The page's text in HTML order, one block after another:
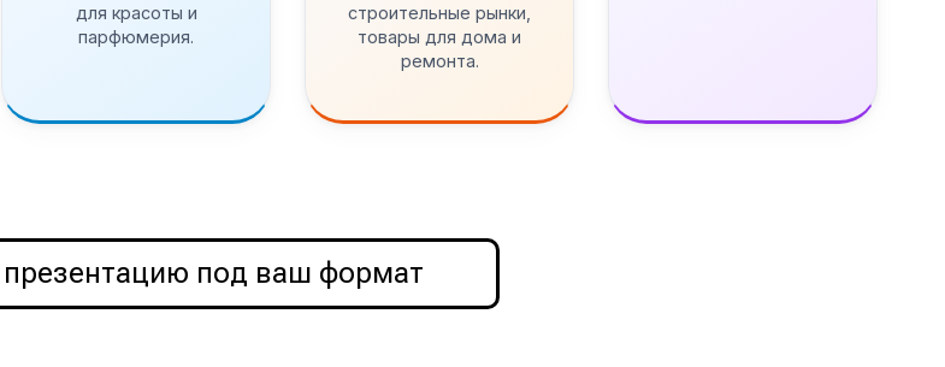
для красоты и
парфюмерия.
строительные рынки,
товары для дома и
ремонта.
презентацию под ваш формат